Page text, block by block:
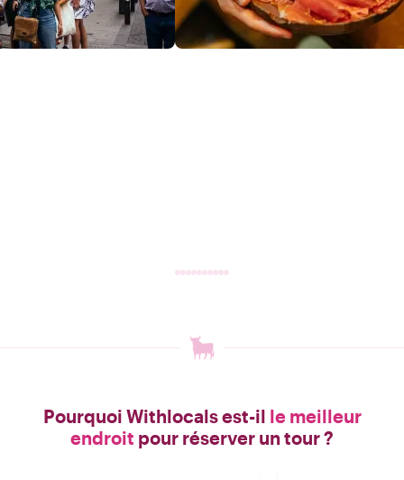
Pourquoi Withlocals est-il le meilleur
endroit pour réserver un tour ?